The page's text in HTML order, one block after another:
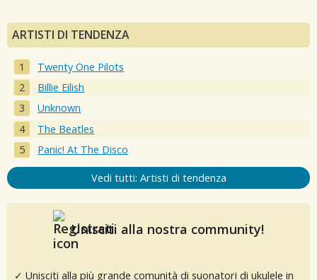
ARTISTI DI TENDENZA
Twenty One Pilots
Billie Eilish
Unknown
The Beatles
Panic! At The Disco
Vedi tutti: Artisti di tendenza
Unisciti alla nostra community!
✓ Unisciti alla più grande comunità di suonatori di ukulele in